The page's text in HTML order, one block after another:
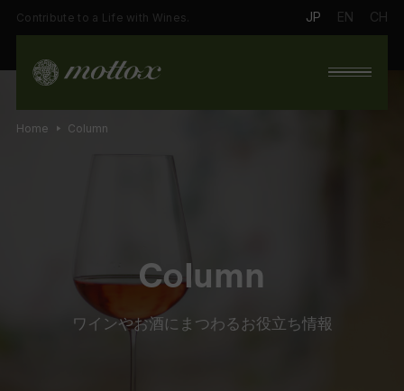
Contribute to a Life with Wines. JP EN CH
Column
ワインやお酒にまつわるお役立ち情報
Home Column